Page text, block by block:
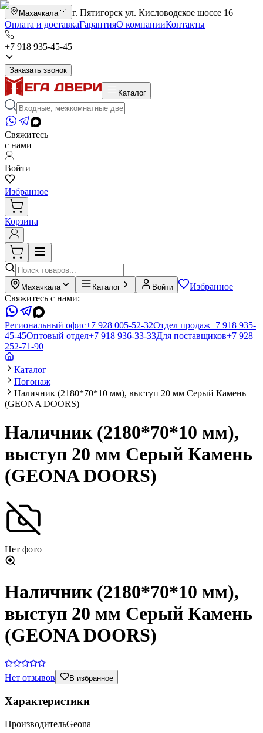
Махачкала
г. Пятигорск ул. Кисловодское шоссе 16
Оплата и доставкаГарантияО компанииКонтакты
+7 918 935-45-45
Заказать звонок
Каталог
Свяжитесь
с нами
Войти
Избранное
Корзина
Махачкала Каталог Войти
Избранное
Свяжитесь с нами:
Региональный офис+7 928 005-52-32Отдел продаж+7 918 935-
45-45Оптовый отдел+7 918 936-33-33Для поставщиков+7 928
252-71-90
Каталог
Погонаж
Наличник (2180*70*10 мм), выступ 20 мм Серый Камень
(GEONA DOORS)
Наличник (2180*70*10 мм),
выступ 20 мм Серый Камень
(GEONA DOORS)
Нет фото
Наличник (2180*70*10 мм),
выступ 20 мм Серый Камень
(GEONA DOORS)
Нет отзывов В избранное
Характеристики
ПроизводительGeona